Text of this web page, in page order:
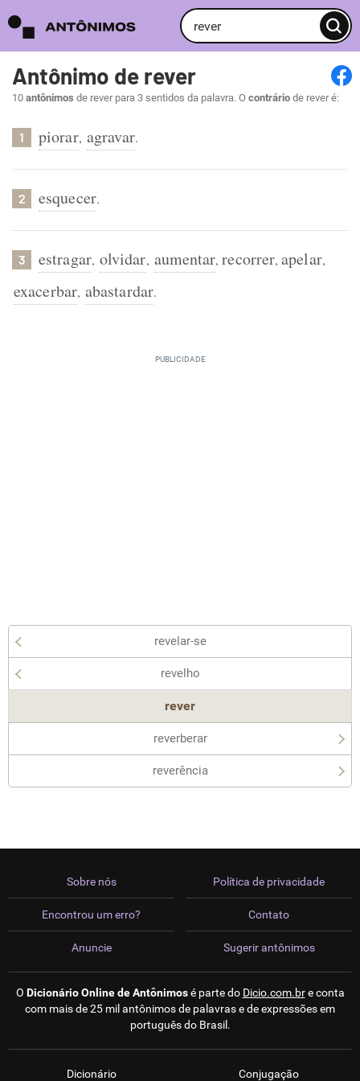
Antônimo de rever
10 antônimos de rever para 3 sentidos da palavra. O contrário de rever é:
1 piorar, agravar.
2 esquecer.
3 estragar, olvidar, aumentar,recorrer,apelar,
exacerbar, abastardar.
revelar-se
revelho
rever
reverberar
reverência
Sobre nós
Encontrou um erro?
Anuncie
Política de privacidade
Contato
Sugerir antônimos
O Dicionário Online de Antônimosé parte do Dicio.com.bre conta
com mais de 25 mil antônimos de palavras e de expressões em
português do Brasil.
Dicionário Conjugação